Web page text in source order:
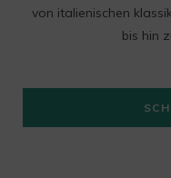
von italienischen
bis hin